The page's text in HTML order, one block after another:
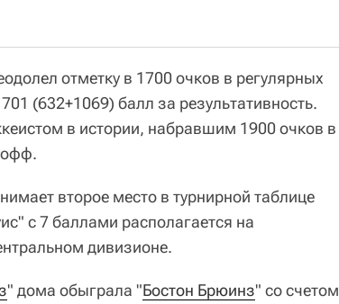
отметку в 1700 очков в регулярных
(632+1069) балл за результативность.
в истории, набравшим 1900 очков в
офф.
второе место в турнирной таблице
с 7 баллами располагается на
дивизионе.
" дома обыграла "Бостон Брюинз" со счетом